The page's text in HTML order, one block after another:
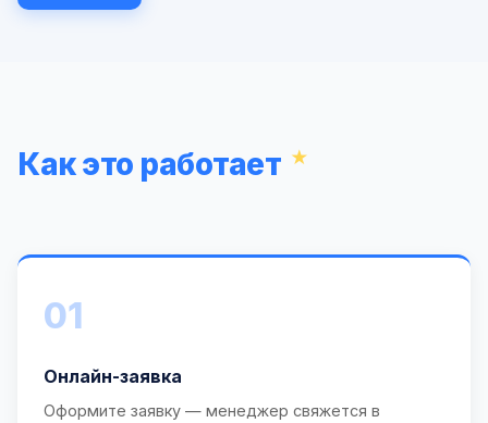
Как это работает
01
Онлайн-заявка
Оформите заявку — менеджер свяжется в